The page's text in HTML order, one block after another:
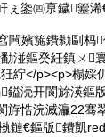
ぇ鍌㈣亰鐬簺
闁嬪箷鐨勬剾杩
湴鏂癸紝鎮ㄨ
紵</p><p>榻婇
鎰涜开閬旀渶鏂
斿悎浣滅灜22
鏈€鏂版鐨凱